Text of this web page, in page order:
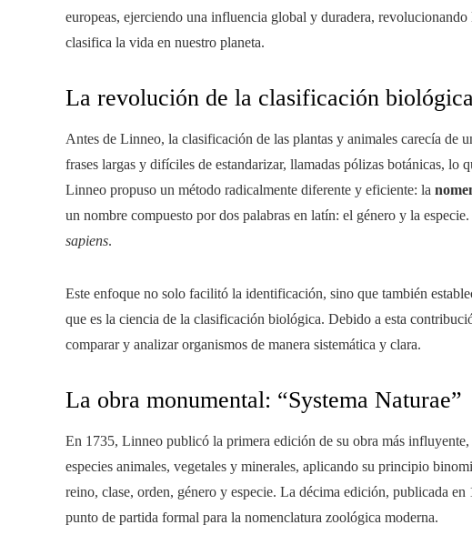
europeas, ejerciendo una influencia global y duradera,
clasifica la vida en nuestro planeta.
La revolución de la clasificación biológica
Antes de Linneo, la clasificación de las plantas y animales carecía de
frases largas y difíciles de estandarizar, llamadas pólizas botánicas,
Linneo propuso un método radicalmente diferente y eficiente: la
un nombre compuesto por dos palabras en latín: el género y la
sapiens.
Este enfoque no solo facilitó la identificación, sino que también
que es la ciencia de la clasificación biológica. Debido a esta
comparar y analizar organismos de manera sistemática y clara.
La obra monumental: “Systema Naturae”
En 1735, Linneo publicó la primera edición de su obra más influyente,
especies animales, vegetales y minerales, aplicando su principio
reino, clase, orden, género y especie. La décima edición, publicada
punto de partida formal para la nomenclatura zoológica moderna.